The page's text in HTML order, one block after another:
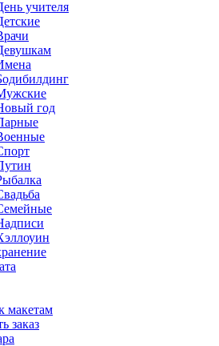
учителя
год
макетам
заказ